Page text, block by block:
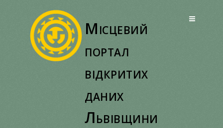
Місцевий
портал
відкритих
даних
Львівщини